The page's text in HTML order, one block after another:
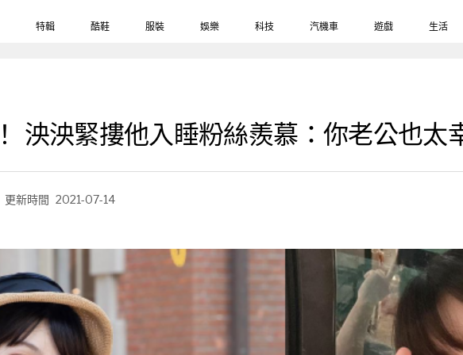
特輯 酷鞋 服裝 娛樂 科技 汽機車 遊戲 生活
泱泱緊摟他入睡粉絲羨慕：你老公也太
更新時間 2021-07-14